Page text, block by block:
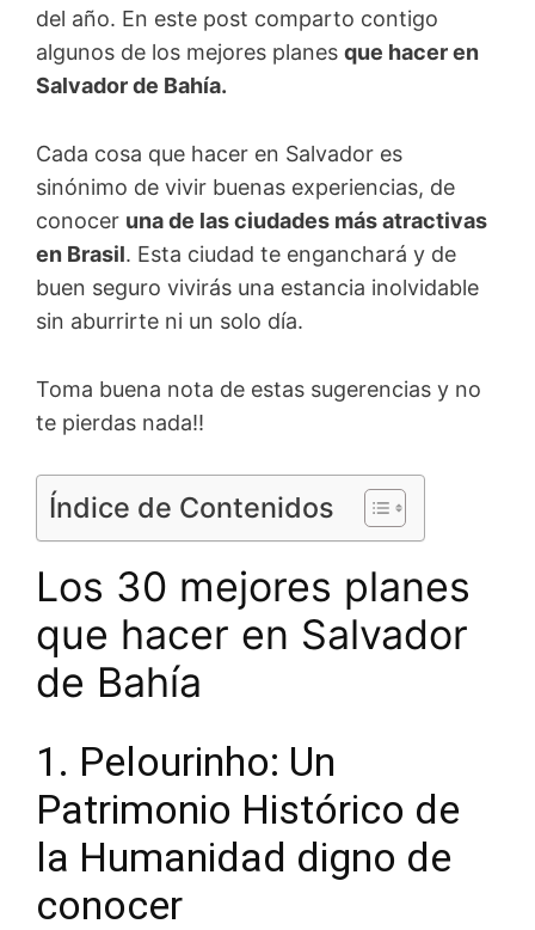
del año. En este post comparto contigo
algunos de los mejores planes que hacer en
Salvador de Bahía.
Cada cosa que hacer en Salvador es
sinónimo de vivir buenas experiencias, de
conocer una de las ciudades más atractivas
en Brasil. Esta ciudad te enganchará y de
buen seguro vivirás una estancia inolvidable
sin aburrirte ni un solo día.
Toma buena nota de estas sugerencias y no
te pierdas nada!!
Índice de Contenidos
Los 30 mejores planes
que hacer en Salvador
de Bahía
1. Pelourinho: Un
Patrimonio Histórico de
la Humanidad digno de
conocer